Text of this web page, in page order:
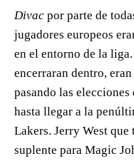
Divac por parte de
jugadores europeos
en el entorno de la
encerraran dentro,
pasando las
hasta llegar a la
Lakers. Jerry West que
suplente para Magic